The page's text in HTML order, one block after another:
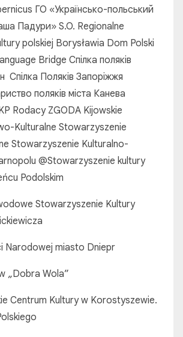
ГО «Українсько-польський
Падури» S.O. Regionalne
polskiej Borysławia Dom Polski
Bridge Спілка поляків
Спілка Поляків Запоріжжя
поляків міста Канева
Rodacy ZGODA Kijowskie
Kulturalne Stowarzyszenie
Stowarzyszenie Kulturalno-
@Stowarzyszenie kultury
Podolskim
Stowarzyszenie Kultury
Narodowej miasto Dniepr
„Dobra Wola”
Centrum Kultury w Korostyszewie.